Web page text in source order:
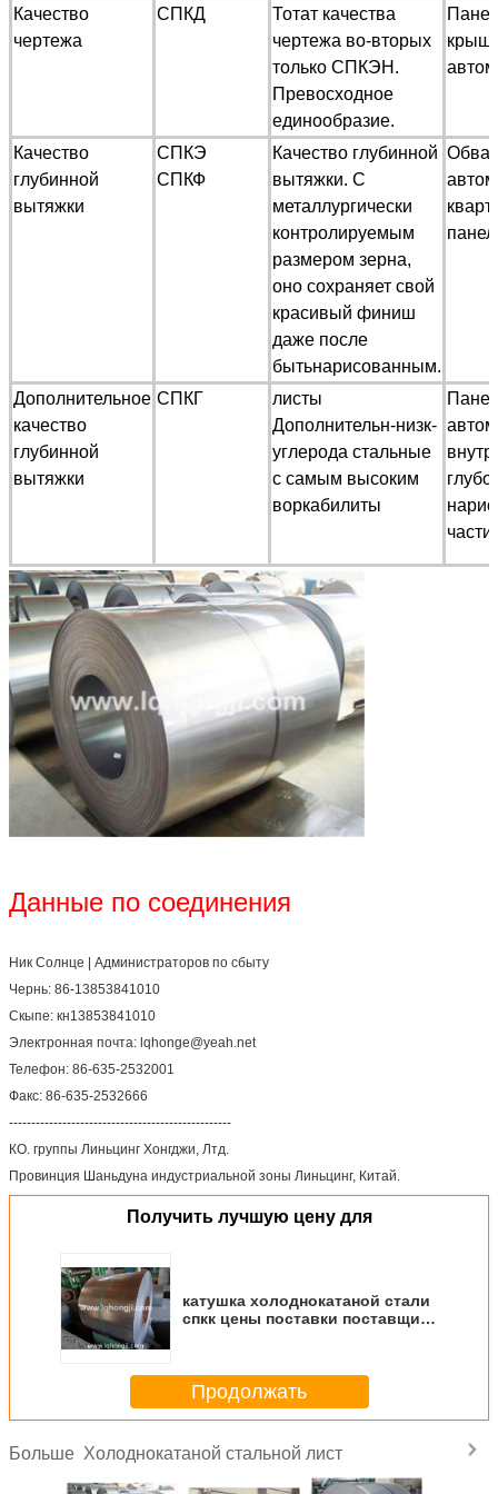
Качество
чертежа
СПКД
Тотат качества
чертежа во-вторых
только СПКЭН.
Превосходное
единообразие.
Качество
глубинной
вытяжки
СПКЭ
СПКФ
Качество глубинной
вытяжки. С
металлургически
контролируемым
размером зерна,
оно сохраняет свой
красивый финиш
даже после
бытьнарисованным.
Дополнительное
качество
глубинной
вытяжки
СПКГ
листы
Дополнительн-низк-
углерода стальные
с самым высоким
воркабилиты
части
Данные по соединения
Ник Солнце | Администраторов по сбыту
Чернь: 86-13853841010
Скыпе: кн13853841010
Электронная почта: lqhonge@yeah.net
Телефон: 86-635-2532001
Факс: 86-635-2532666
--------------------------------------------------
КО. группы Линьцинг Хонгджи, Лтд.
Провинция Шаньдуна индустриальной зоны Линьцинг, Китай.
Получить лучшую цену для
катушка холоднокатаной стали
спкк цены поставки поставщика
Продолжать
Больше Холоднокатаной стальной лист